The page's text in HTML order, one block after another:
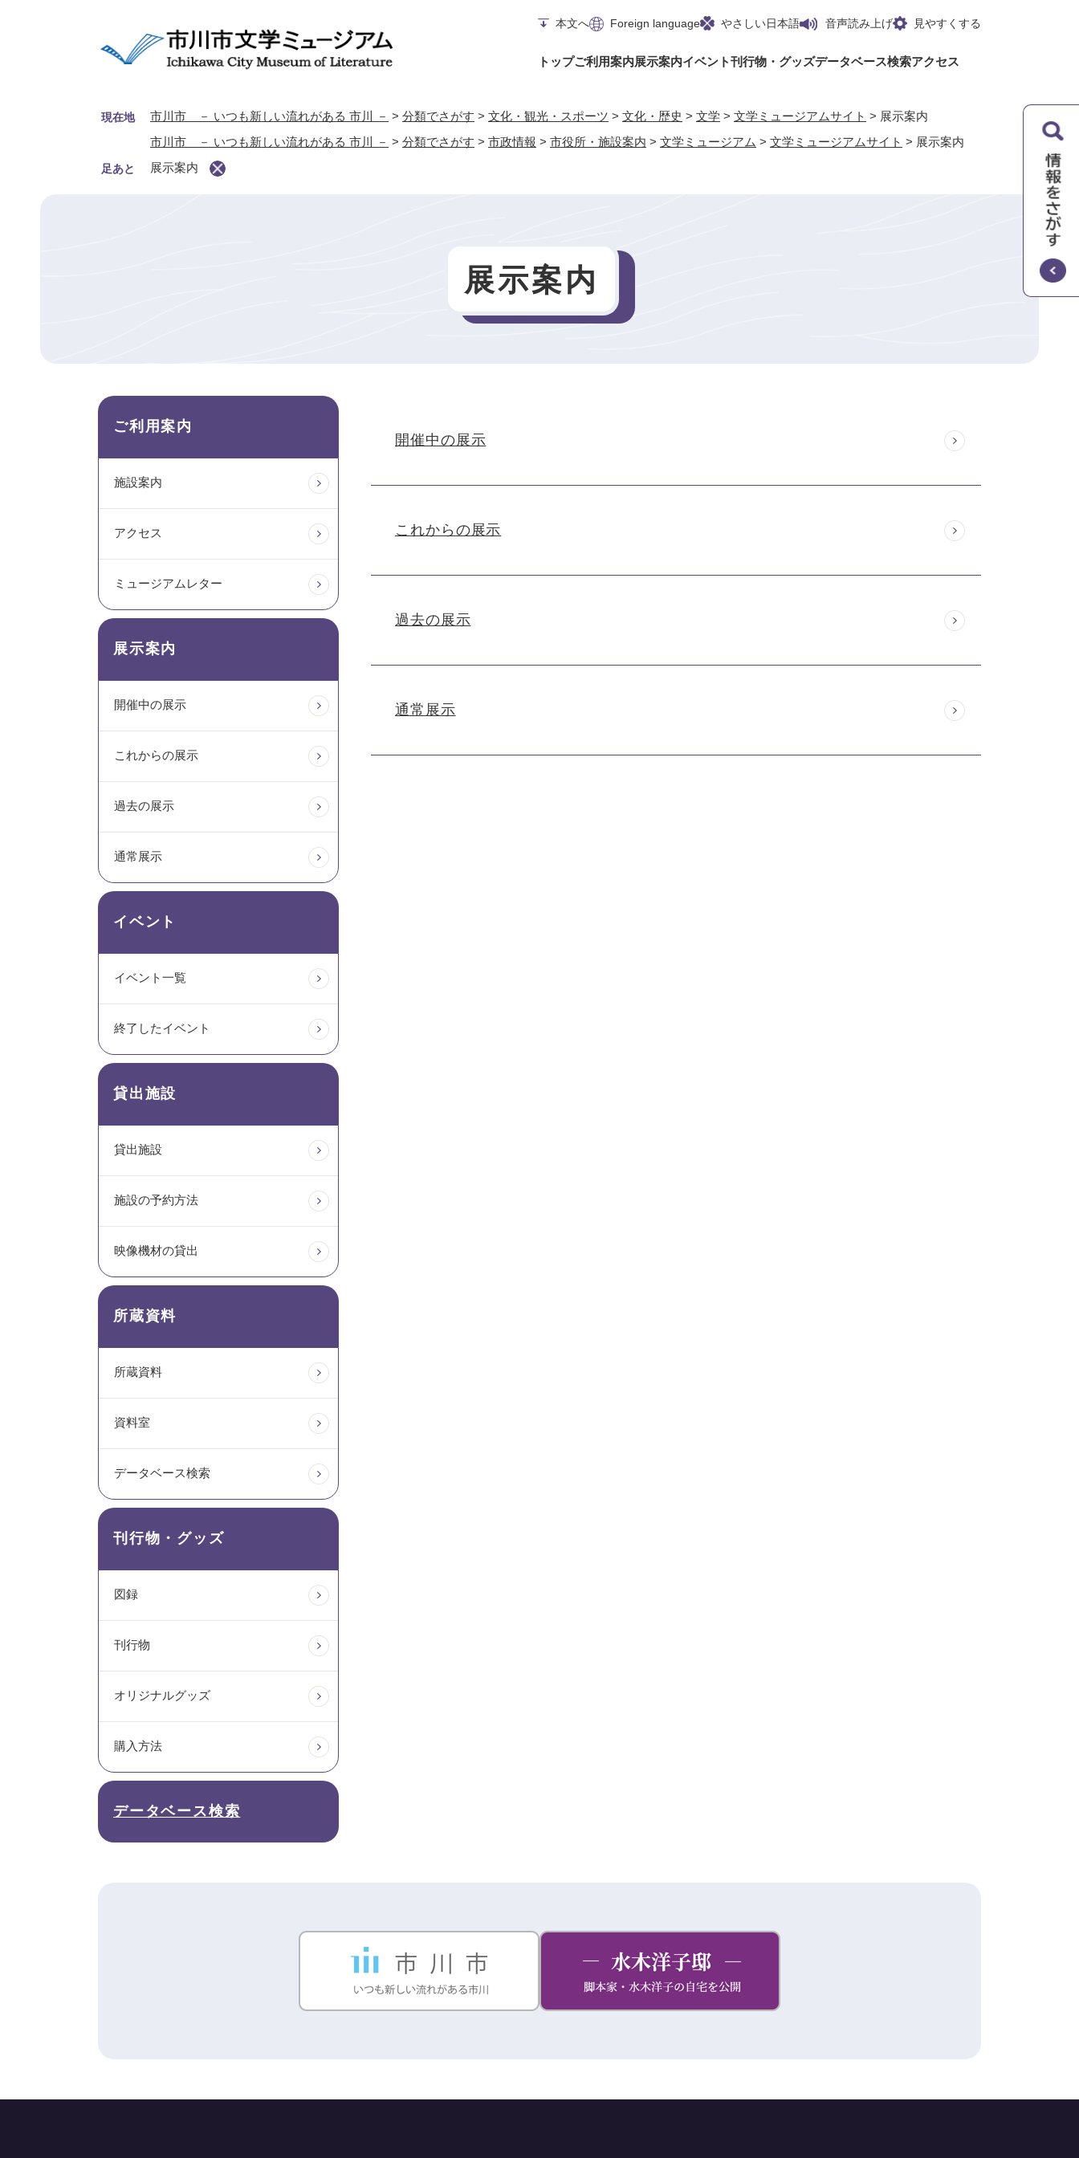
本文へ
Foreign language やさしい日本語 音声読み上げ 見やすくする
トップご利用案内展示案内イベント刊行物・グッズデータベース検索アクセス
現在地 市川市 － いつも新しい流れがある 市川 － > 分類でさがす > 文化・観光・スポーツ > 文化・歴史 > 文学 > 文学ミュージアムサイト > 展示案内
市川市 － いつも新しい流れがある 市川 － > 分類でさがす > 市政情報 > 市役所・施設案内 > 文学ミュージアム > 文学ミュージアムサイト > 展示案内
足あと 展示案内
展示案内
開催中の展示
これからの展示
過去の展示
通常展示
ご利用案内
施設案内
アクセス
ミュージアムレター
展示案内
開催中の展示
これからの展示
過去の展示
通常展示
イベント
イベント一覧
終了したイベント
貸出施設
貸出施設
施設の予約方法
映像機材の貸出
所蔵資料
所蔵資料
資料室
データベース検索
刊行物・グッズ
図録
刊行物
オリジナルグッズ
購入方法
データベース検索